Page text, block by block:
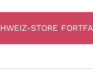
STORE